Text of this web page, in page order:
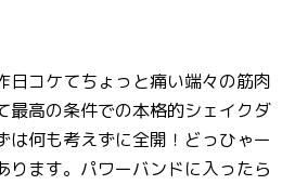
日コケてちょっと痛い端々の筋肉
最高の条件での本格的シェイクダ
は何も考えずに全開！どっひゃー
ります。パワーバンドに入ったら